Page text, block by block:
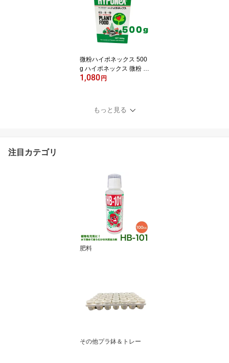
微粉ハイポネックス 500
g ハイポネックス 微粉 肥
料 洋蘭 富貴蘭 春蘭 洋ラ
耕栽培の肥料 農業肥料
農業用肥料 /2箱ならネコ
1,080 円
もっと見る
注目カテゴリ
肥料
その他プラ鉢＆トレー